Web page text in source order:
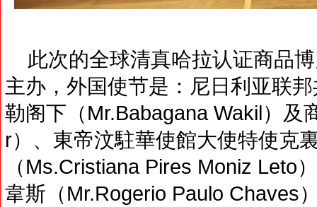
此次的全球清真哈拉认证商品
主办，外国使节是：尼日利亚联
勒阁下（Mr.Babagana Wakil）及
r）、東帝汶駐華使館大使特使克
（Ms.Cristiana Pires Moniz Leto
韋斯（Mr.Rogerio Paulo Chaves